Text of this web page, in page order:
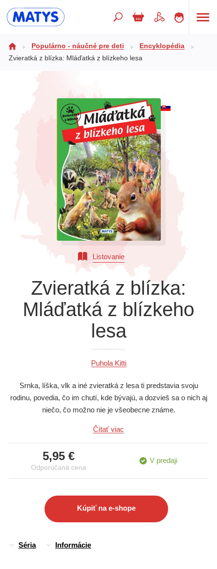
Doplnkový sortiment
Populárno - náučné pre deti
Výchova a pedagogika
Všetky kategórie
Populárno - náučné pre deti
Encyklopédia
Zvieratká z blízka: Mláďatká z blízkeho lesa
Listovanie
Zvieratká z blízka:
Mláďatká z blízkeho
lesa
Puhola Kitti
Srnka, líška, vlk a iné zvieratká z lesa ti predstavia svoju
rodinu, povedia, čo im chutí, kde bývajú, a dozvieš sa o nich aj
niečo, čo možno nie je všeobecne známe.
Čítať viac
5,95 €
Odporúčaná cena
V predaji
Kúpiť na e-shope
Séria Informácie